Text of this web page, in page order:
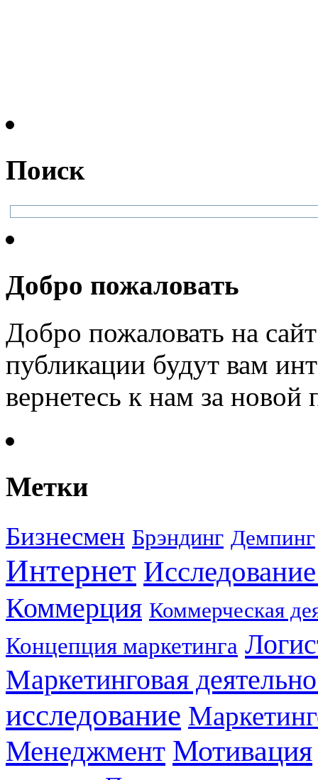
Поиск
Добро пожаловать
Добро пожаловать на
публикации будут вам
вернетесь к нам за
Метки
Бизнесмен Брэндинг Демпинг
Интернет
Коммерция Коммерческая
Концепция маркетинга
Маркетинговая
исследование
Менеджмент Мотивация